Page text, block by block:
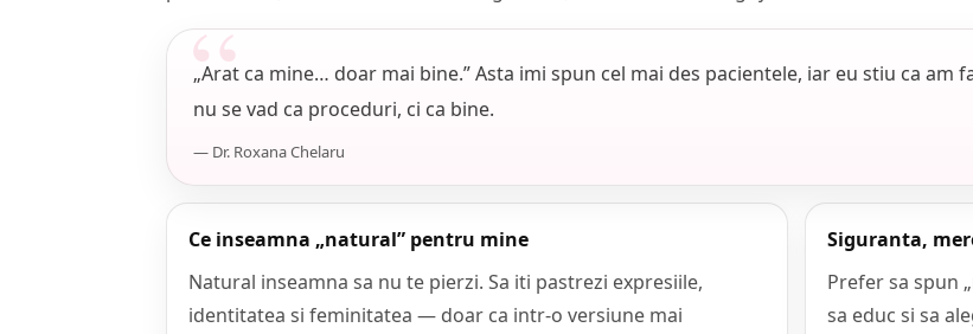
„Arat ca mine… doar mai bine.” Asta imi spun cel mai des pacientele, iar eu stiu ca
nu se vad ca proceduri, ci ca bine.
— Dr. Roxana Chelaru
Ce inseamna „natural” pentru mine
Natural inseamna sa nu te pierzi. Sa iti pastrezi expresiile,
identitatea si feminitatea — doar ca intr-o versiune mai
Siguranta,
Prefer sa spun
sa educ si sa